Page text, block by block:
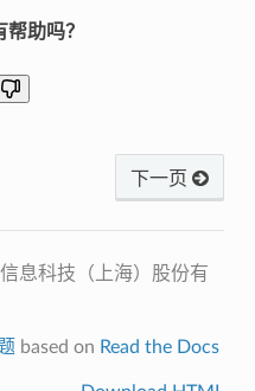
助吗？
下一页
息科技（上海）股份有
based on Read the Docs